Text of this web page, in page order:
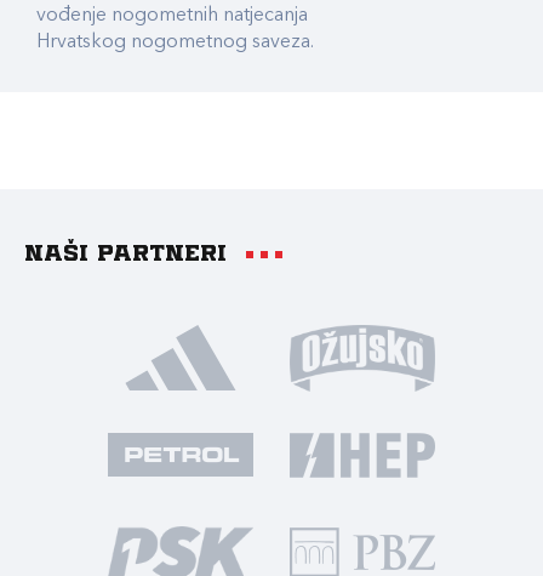
vođenje nogometnih natjecanja
Hrvatskog nogometnog saveza.
Naši partneri